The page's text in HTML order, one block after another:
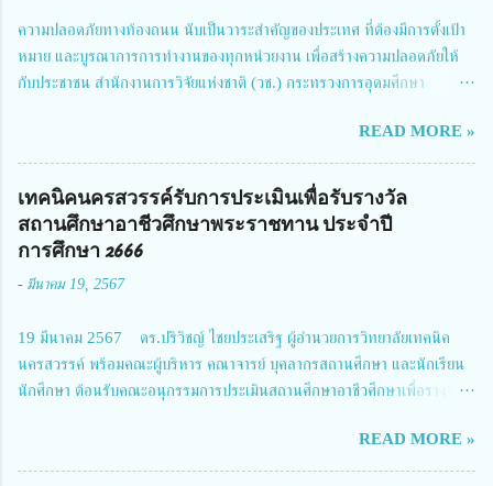
ความปลอดภัยทางท้องถนน นับเป็นวาระสำคัญของประเทศ ที่ต้องมีการตั้งเป้า
หมาย และบูรณาการการทำงานของทุกหน่วยงาน เพื่อสร้างความปลอดภัยให้
กับประชาชน สำนักงานการวิจัยแห่งชาติ (วช.) กระทรวงการอุดมศึกษา
สมาคมวิศวกรรมชีวการแพทย์ไทย จัดการประชุมเผยแพร่ผลการดำเนินงาน
โครงการการวิจัยเชิงปฏิบัติการโดยบูรณาการทุกภาคส่วน เพื่อลดอุบัติเหตุและ
การเสียชีวิตให้สอดคล้องกับเป้าหมายแผนแม่บทฉบับที่ 5 ในวันที่ 22 มีนาคม
2567 โดยมี ดร.วิภารัตน์ ดีอ่อง ผู้อำนวยการสำนักงานการวิจัยแห่งชาติ เป็น
ประธานในพิธีเปิดพร้อมให้นโยบายการผลักดันงานวิจัยเพื่อความปลอดภัยทาง
การประชุมในครั้งนี้ นางสาวสตตกมล เกียรติพานิช ผู้อำนวยการกองบริหารทุน
Richmond Stylish Convention Hotel จังหวัดนนทบุรี ดร.วิภารัตน์ ดีอ่อง
ผู้อำนวยการสำนักงานการวิจัยแห่งชาติ กล่าวว่า วช. ในฐานะหน่วยงานบริหาร
จัดการทุนวิจัยและนวัตกรรมได้เล็งเห็นถึงความสำคัญของกา...
READ MORE »
เทคนิคนครสวรรค์รับการประเมินเพื่อรับรางวัล
สถานศึกษาอาชีวศึกษาพระราชทาน ประจำปี
การศึกษา 2666
- มีนาคม 19, 2567
19 มีนาคม 2567 ดร.ปริวิชญ์ ไชยประเสริฐ ผู้อำนวยการวิทยาลัยเทคนิค
นครสวรรค์ พร้อมคณะผู้บริหาร คณาจารย์ บุคลากรสถานศึกษา และนักเรียน
นักศึกษา ต้อนรับคณะอนุกรรมการประเมินสถานศึกษาอาชีวศึกษาเพื่อรางวัล
นายจักรภพ เนวะมาตย์ ผู้อำนวยการวิทยาลัยเทคนิคตาก ประธานคณะอนุกร
รมการฯ 1.นายวณิชา คณะใน ผู้ทรงคุณวุฒิ 2.นายภัทธาวุธ โพธา ผู้อำนวย
READ MORE »